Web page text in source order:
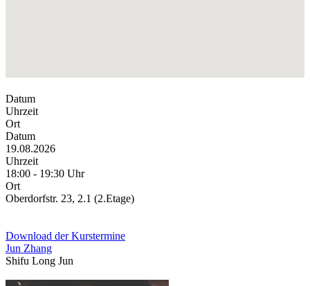
Datum
Uhrzeit
Ort
Datum
19.08.2026
Uhrzeit
18:00 - 19:30 Uhr
Ort
Oberdorfstr. 23, 2.1 (2.Etage)
Download der Kurstermine
Jun Zhang
Shifu Long Jun